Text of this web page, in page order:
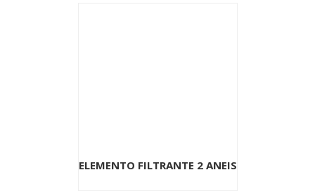
ELEMENTO FILTRANTE 2 ANEIS